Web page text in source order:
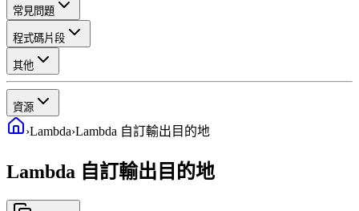
常見問題
程式碼片段
其他
資源
›Lambda›Lambda 自訂輸出目的地
Lambda 自訂輸出目的地